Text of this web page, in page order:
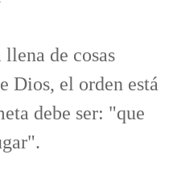
de cosas
Dios, el orden está
debe ser: "que